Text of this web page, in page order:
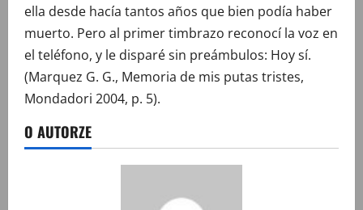
ella desde hacía tantos años que bien podía haber
muerto. Pero al primer timbrazo reconocí la voz en
el teléfono, y le disparé sin preámbulos: Hoy sí.
(Marquez G. G., Memoria de mis putas tristes,
Mondadori 2004, p. 5).
O AUTORZE